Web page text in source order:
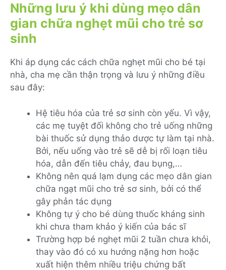
Những lưu ý khi dùng mẹo dân
gian chữa nghẹt mũi cho trẻ sơ
sinh
Khi áp dụng các cách chữa nghẹt mũi cho bé tại
nhà, cha mẹ cần thận trọng và lưu ý những điều
sau đây:
Hệ tiêu hóa của trẻ sơ sinh còn yếu. Vì vậy,
các mẹ tuyệt đối không cho trẻ uống những
bài thuốc sử dụng thảo dược tự làm tại nhà.
Bởi, nếu uống vào trẻ sẽ dễ bị rối loạn tiêu
hóa, dẫn đến tiêu chảy, đau bụng,…
Không nên quá lạm dụng các mẹo dân gian
chữa ngạt mũi cho trẻ sơ sinh, bởi có thể
gây phản tác dụng
Không tự ý cho bé dùng thuốc kháng sinh
khi chưa tham khảo ý kiến của bác sĩ
Trường hợp bé nghẹt mũi 2 tuần chưa khỏi,
thay vào đó có xu hướng nặng hơn hoặc
xuất hiện thêm nhiều triệu chứng bất